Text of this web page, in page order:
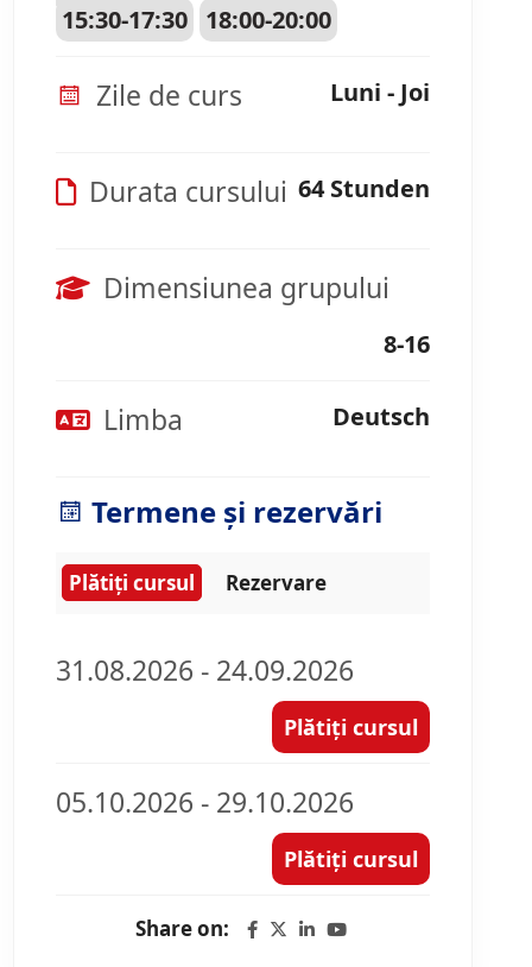
15:30-17:30
18:00-20:00
Zile de curs Luni - Joi
Durata cursului 64 Stunden
Dimensiunea grupului
8-16
Limba Deutsch
Termene și rezervări
Plătiți cursul Rezervare
31.08.2026 - 24.09.2026
Plătiți cursul
05.10.2026 - 29.10.2026
Plătiți cursul
Share on: